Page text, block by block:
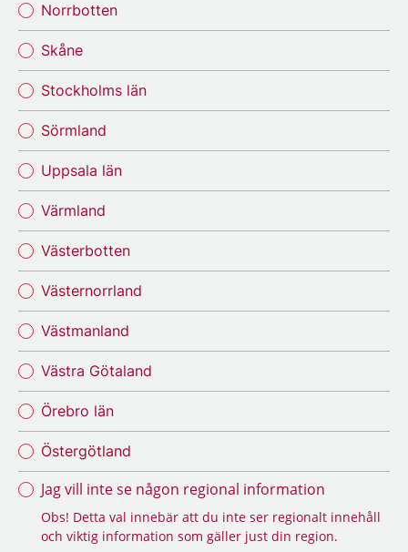
Norrbotten
Skåne
Stockholms län
Sörmland
Uppsala län
Värmland
Västerbotten
Västernorrland
Västmanland
Västra Götaland
Örebro län
Östergötland
Jag vill inte se någon regional information
Obs! Detta val innebär att du inte ser regionalt innehåll
och viktig information som gäller just din region.